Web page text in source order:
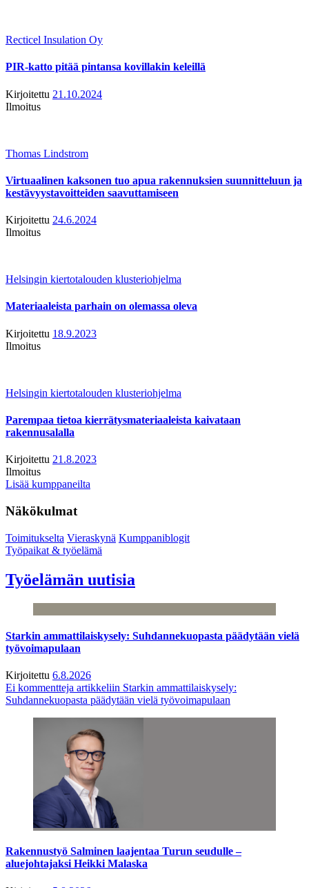
Recticel Insulation Oy
PIR-katto pitää pintansa kovillakin keleillä
Kirjoitettu 21.10.2024
Ilmoitus
Thomas Lindstrom
Virtuaalinen kaksonen tuo apua rakennuksien suunnitteluun ja
kestävyystavoitteiden saavuttamiseen
Kirjoitettu 24.6.2024
Ilmoitus
Helsingin kiertotalouden klusteriohjelma
Materiaaleista parhain on olemassa oleva
Kirjoitettu 18.9.2023
Ilmoitus
Helsingin kiertotalouden klusteriohjelma
Parempaa tietoa kierrätysmateriaaleista kaivataan
rakennusalalla
Kirjoitettu 21.8.2023
Ilmoitus
Lisää kumppaneilta
Näkökulmat
Toimitukselta Vieraskynä Kumppaniblogit
Työpaikat & työelämä
Työelämän uutisia
Starkin ammattilaiskysely: Suhdannekuopasta päädytään vielä
työvoimapulaan
Kirjoitettu 6.8.2026
Ei kommentteja artikkeliin Starkin ammattilaiskysely:
Suhdannekuopasta päädytään vielä työvoimapulaan
Rakennustyö Salminen laajentaa Turun seudulle –
aluejohtajaksi Heikki Malaska